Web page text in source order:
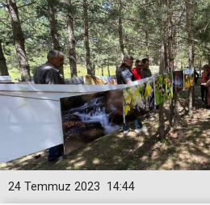
14:44
24 Temmuz 2023